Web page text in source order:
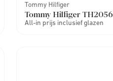
Tommy Hilfiger
Tommy Hilfiger TH2056
All-in prijs inclusief glazen